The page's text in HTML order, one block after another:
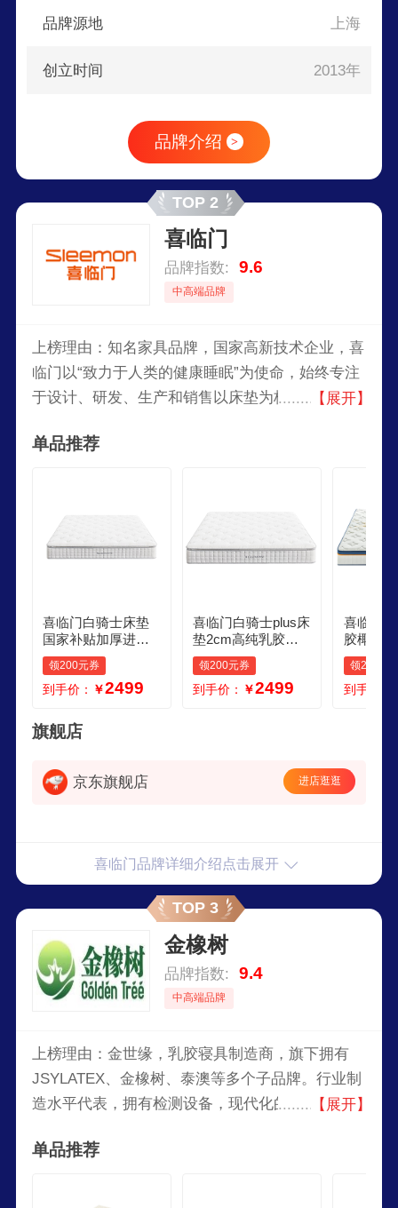
品牌源地 上海
创立时间 2013年
品牌介绍 >
TOP 2
喜临门
品牌指数: 9.6
中高端品牌
上榜理由：知名家具品牌，国家高新技术企业，喜
临门以“致力于人类的健康睡眠”为使命，始终专注
于设计、研发、生产和销售以床垫为核心的高品质
度睡眠，持续推动全行业发展。
【展开】
单品推荐
喜临门白骑士床垫
国家补贴加厚进口
乳胶护脊黄麻 独袋
弹簧家用 白骑士plu
s指定尺寸闪送 152
领200元券
到手价： ￥2499
喜临门白骑士plus床
垫2cm高纯乳胶独
袋弹簧舒脊黄麻床
垫15x2米软硬适中
领200元券
到手价： ￥2499
喜临门
胶椰棕
螨独袋
x2米 软
领200元
到手价：
旗舰店
京东旗舰店 进店逛逛
喜临门品牌详细介绍点击展开
TOP 3
金橡树
品牌指数: 9.4
中高端品牌
上榜理由：金世缘，乳胶寝具制造商，旗下拥有
JSYLATEX、金橡树、泰澳等多个子品牌。行业制
造水平代表，拥有检测设备，现代化的生产工艺，
胶，十年磨一剑。乳胶来自泰国进口，崇尚自然健
【展开】
单品推荐